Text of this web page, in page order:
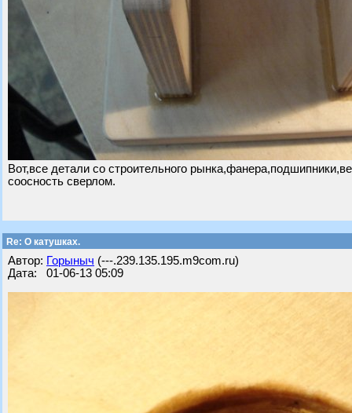
Вот,все детали со строительного
соосность сверлом.
Re: О катушках.
Автор: Горыныч (---.239.135.195.m9com.ru)
Дата: 01-06-13 05:09